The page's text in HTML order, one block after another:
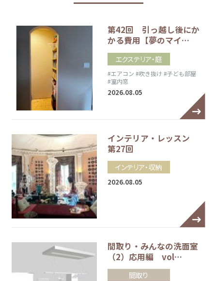
第42回 引っ越し後にか
かる費用【夢のマイ…
エクステリア・庭
#エアコン #吹き抜け #子ども部屋
#室内窓
2026.08.05
インテリア・レッスン
第27回
インテリア・収納
2026.08.05
間取り・みんなの洗面室
（2）応用編 vol…
間取り